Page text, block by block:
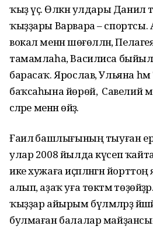
ҡыҙ үҫә. Өлкән улдары
ҡыҙҙары Варвара –
вокал менән шөғөлләнә,
тамамлаһа, Василиса
барасаҡ. Ярослав, Ульяна
баҡсаһына йөрөй, ә Савелий
әсәләре менән өйҙә.
Ғаилә башлығының тыуған
улар 2008 йылда күсеп
ике хужаға иҫәпләнгән
алып, аҙаҡ уға төкәтмә
ҡыҙҙар айырым бүлмәләрҙә
булмаған балалар